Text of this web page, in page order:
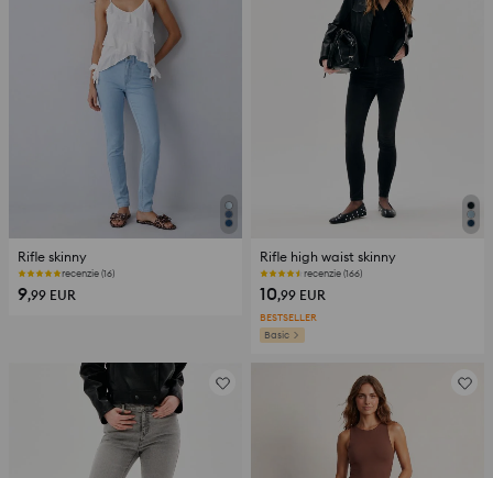
Rifle skinny
recenzie (16)
9,99 EUR
Rifle high waist skinny
recenzie (166)
10,99 EUR
BESTSELLER
Basic